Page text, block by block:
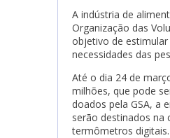
A indústria de
Organização das
objetivo de
necessidades das
Até o dia 24 de
milhões, que pode
doados pela GSA, a
serão destinados na
termômetros digitais.